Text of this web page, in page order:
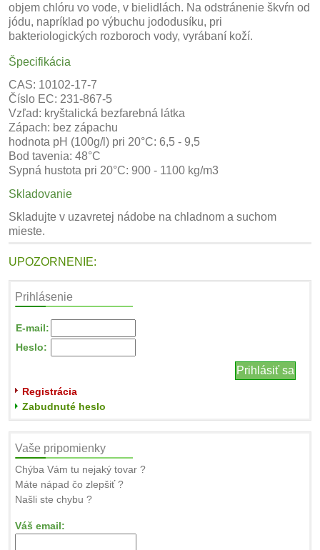
objem chlóru vo vode, v bielidlách. Na odstránenie škvŕn od
jódu, napríklad po výbuchu jododusíku, pri
bakteriologických rozboroch vody, vyrábaní koží.
Špecifikácia
CAS: 10102-17-7
Číslo EC: 231-867-5
Vzľad: kryštalická bezfarebná látka
Zápach: bez zápachu
hodnota pH (100g/l) pri 20°C: 6,5 - 9,5
Bod tavenia: 48°C
Sypná hustota pri 20°C: 900 - 1100 kg/m3
Skladovanie
Skladujte v uzavretej nádobe na chladnom a suchom
mieste.
UPOZORNENIE:
Prihlásenie
E-mail:
Heslo:
Registrácia
Zabudnuté heslo
Vaše pripomienky
Chýba Vám tu nejaký tovar ?
Máte nápad čo zlepšiť ?
Našli ste chybu ?
Váš email: